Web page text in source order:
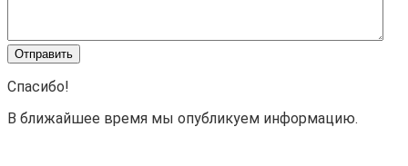
Спасибо!
В ближайшее время мы опубликуем информацию.